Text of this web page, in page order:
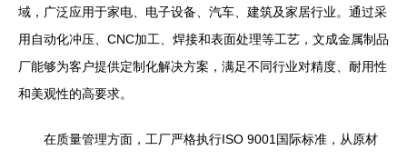
域，广泛应用于家电、电子设备、汽车、建筑及家居行业。通过采
用自动化冲压、CNC加工、焊接和表面处理等工艺，文成金属制品
厂能够为客户提供定制化解决方案，满足不同行业对精度、耐用性
和美观性的高要求。
在质量管理方面，工厂严格执行ISO 9001国际标准，从原材